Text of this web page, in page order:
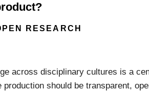
RESEARCH
across disciplinary cultures is a
should be transparent,